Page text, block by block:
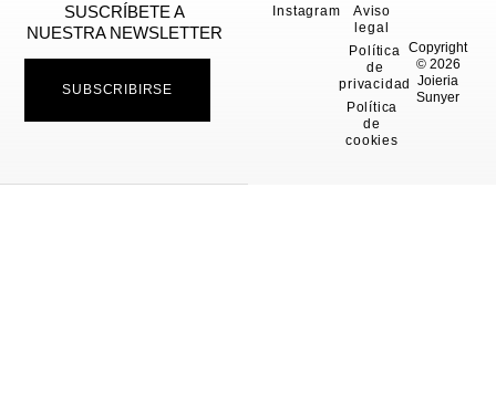
SUSCRÍBETE A
NUESTRA NEWSLETTER
SUBSCRIBIRSE
Copyright
© 2026
Joieria
Sunyer
Instagram
Aviso
legal
Política
de
privacidad
Política
de
cookies